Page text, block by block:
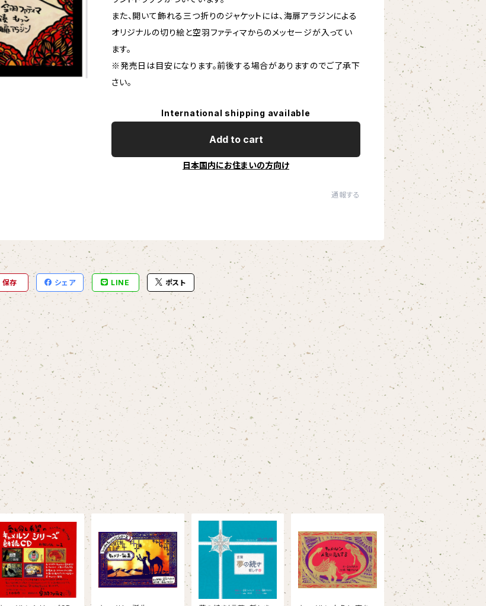
また、開いて飾れる三つ折りのジャケットには、海扉アラジンによる
オリジナルの切り絵と空羽ファティマからのメッセージが入ってい
ます。
※発売日は目安になります。前後する場合がありますのでご了承下
さい。
International shipping available
Add to cart
日本国内にお住まいの方向け
通報する
保存 シェア LINE ポスト